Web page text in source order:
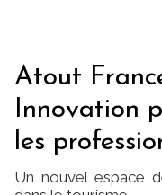
Atout
Innovation
les
Un nouvel espace